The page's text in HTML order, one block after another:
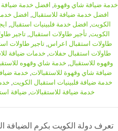
خدمة ضيافة شاي وقهوة, افضل خدمة ضيافة
افضل خدمة ضيافة للاستقبال, افضل
الكويت, افضل خدمة فلبينيات استقبال,
الكويت,تأجير طاولات استقبال,تاجير
طاولات استقبال اعراس, تاجير طاولات
طاولات استقبال حفلات, خدمات ضيافة
وقهوه للاستقبال, خدمة شاي وقهوه
ضيافة شاي وقهوة للاستقبالات, خدمة
خدمة ضيافة فلبينيات استقبال الكويت,
خدمة ضيافة للاستقبالات, ضيافة
تعرف دولة الكويت بكرم الضيافة